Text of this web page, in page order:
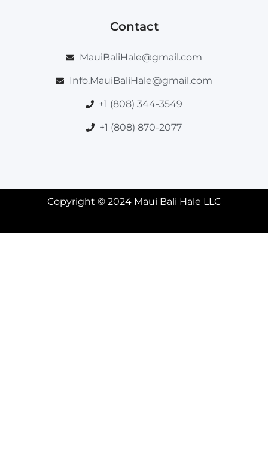
Contact
MauiBaliHale@gmail.com
Info.MauiBaliHale@gmail.com
+1 (808) 344-3549
+1 (808) 870-2077
Copyright © 2024 Maui Bali Hale LLC